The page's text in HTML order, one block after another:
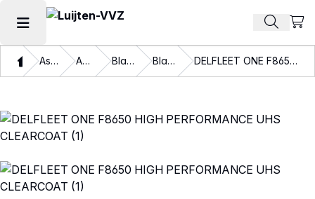
Hoofdmenu openen Zoek
ThuisAssortiment Autolakken Blanke lakken Blanke lakken DELFLEET ONE F8650 HIGH PERFORMANCE UHS CLEARCOAT